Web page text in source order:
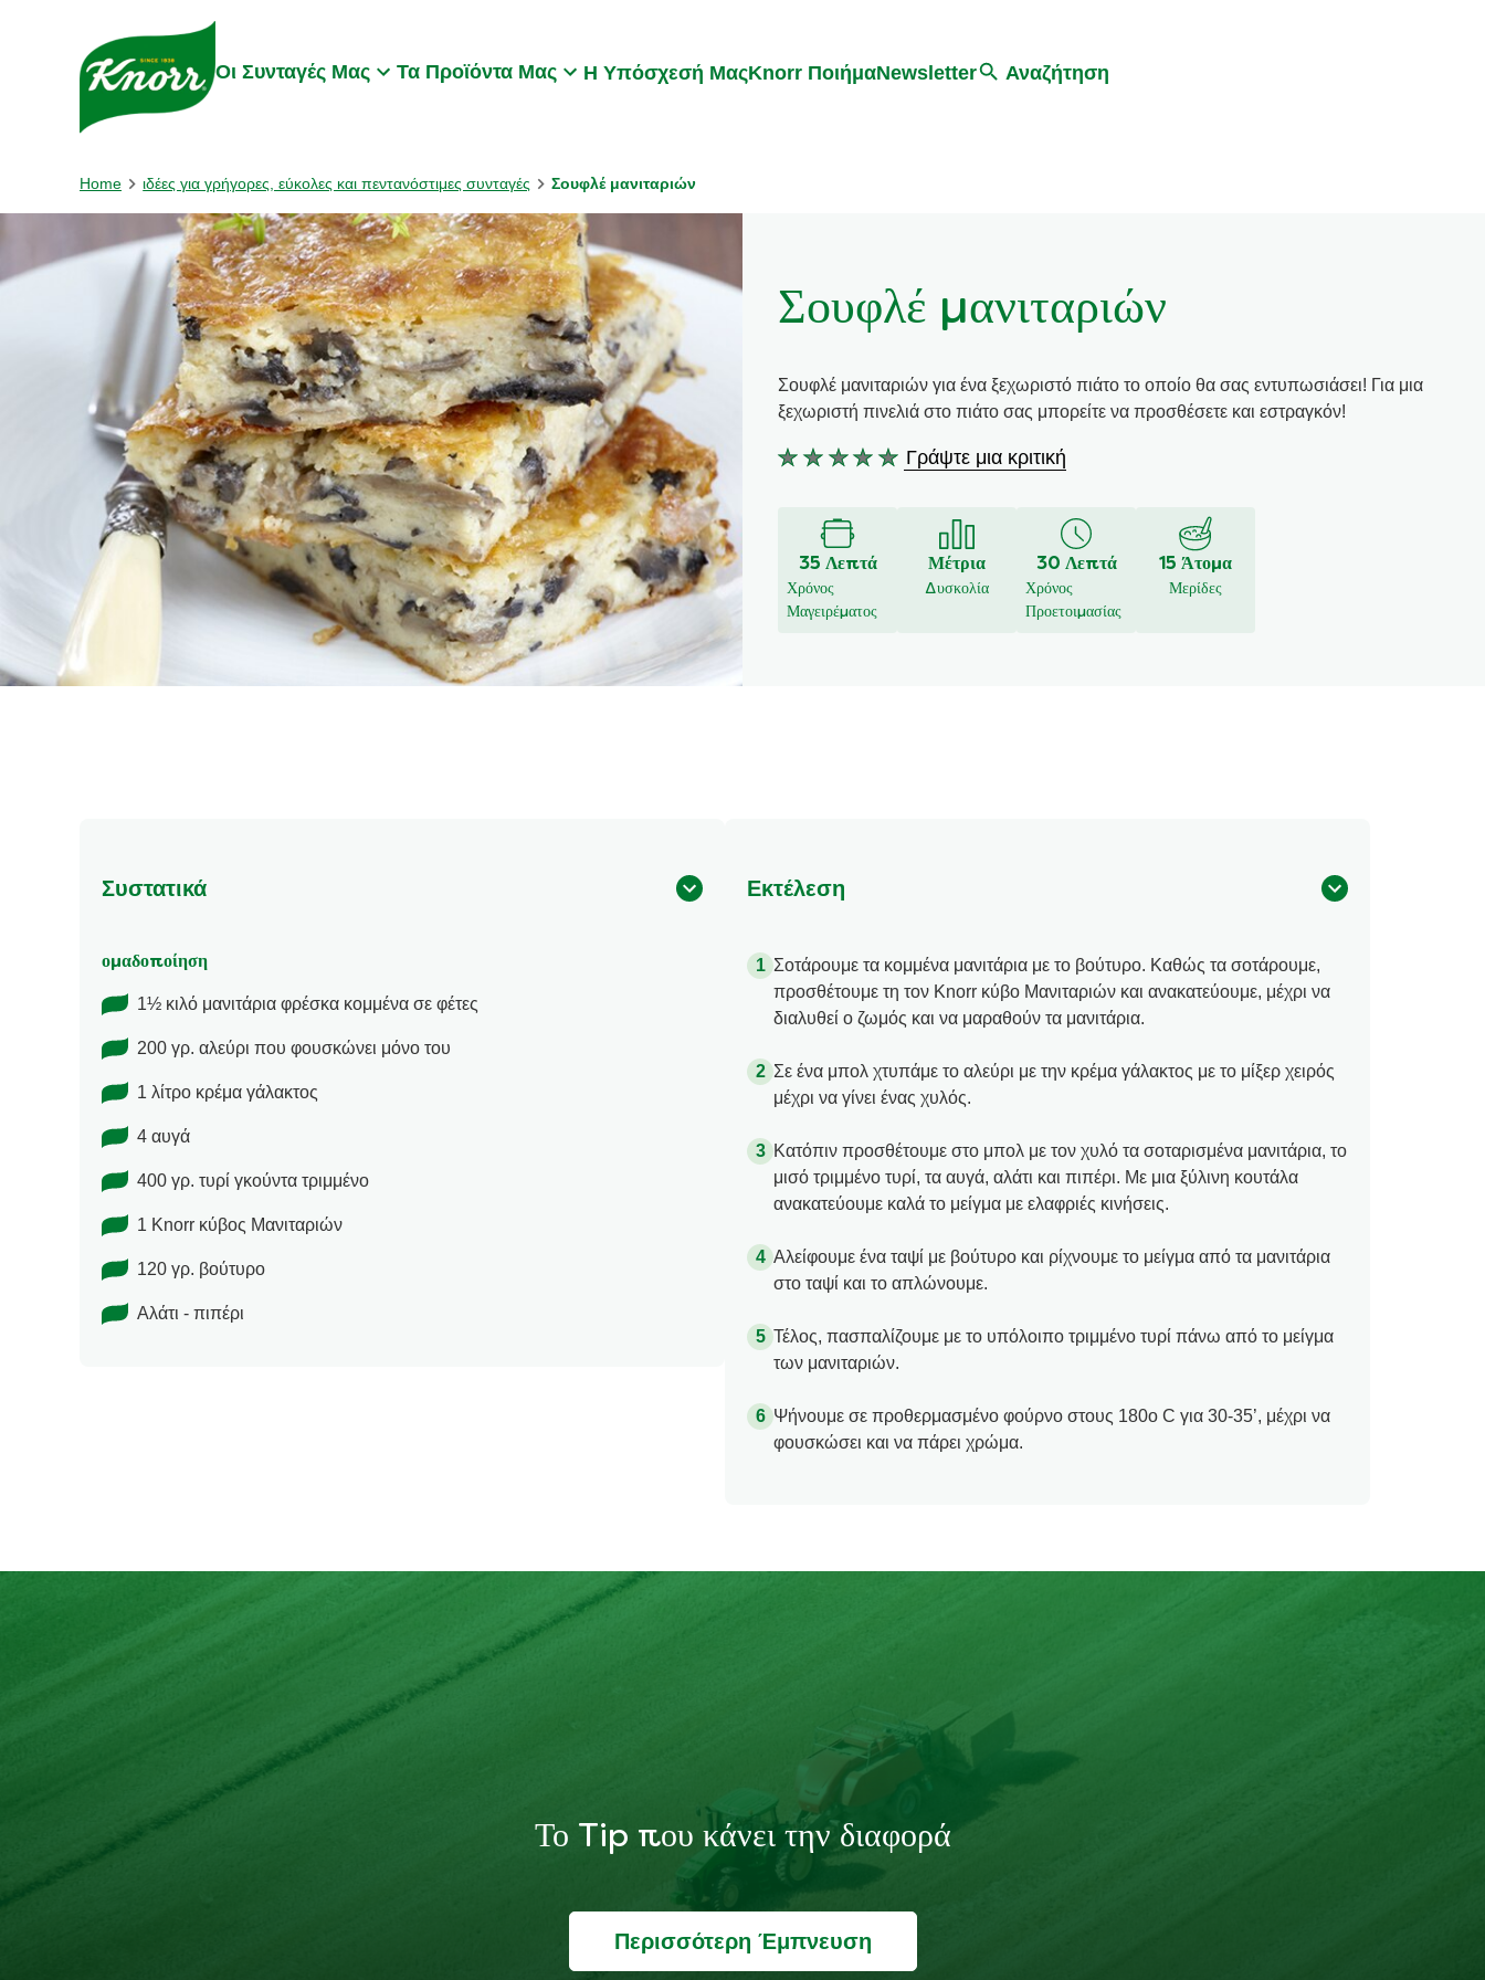
Skip to:
Οι Συνταγές Μας Τα Προϊόντα Μας Η Υπόσχεσή ΜαςKnorr ΠοιήμαNewsletter Αναζήτηση
Home ιδέες για γρήγορες, εύκολες και πεντανόστιμες συνταγές Σουφλέ μανιταριών
Σουφλέ μανιταριών
Σουφλέ μανιταριών για ένα ξεχωριστό πιάτο το οποίο θα σας εντυπωσιάσει! Για μια
ξεχωριστή πινελιά στο πιάτο σας μπορείτε να προσθέσετε και εστραγκόν!
Δεν
αξιολογήσεις
για
αυτό
το
Γράψτε μια κριτική
35 Λεπτά
Χρόνος
Μαγειρέματος
Μέτρια
Δυσκολία
30 Λεπτά
Χρόνος
Προετοιμασίας
15 Άτομα
Μερίδες
Συστατικά
ομαδοποίηση
1½ κιλό μανιτάρια φρέσκα κομμένα σε φέτες
200 γρ. αλεύρι που φουσκώνει μόνο του
1 λίτρο κρέμα γάλακτος
4 αυγά
400 γρ. τυρί γκούντα τριμμένο
1 Knorr κύβος Μανιταριών
120 γρ. βούτυρο
Αλάτι - πιπέρι
Εκτέλεση
Σοτάρουμε τα κομμένα μανιτάρια με το βούτυρο. Καθώς τα σοτάρουμε,
προσθέτουμε τη τον Knorr κύβο Μανιταριών και ανακατεύουμε, μέχρι να
διαλυθεί ο ζωμός και να μαραθούν τα μανιτάρια.
Σε ένα μπολ χτυπάμε το αλεύρι με την κρέμα γάλακτος με το μίξερ χειρός
μέχρι να γίνει ένας χυλός.
Κατόπιν προσθέτουμε στο μπολ με τον χυλό τα σοταρισμένα μανιτάρια, το
μισό τριμμένο τυρί, τα αυγά, αλάτι και πιπέρι. Με μια ξύλινη κουτάλα
ανακατεύουμε καλά το μείγμα με ελαφριές κινήσεις.
Αλείφουμε ένα ταψί με βούτυρο και ρίχνουμε το μείγμα από τα μανιτάρια
στο ταψί και το απλώνουμε.
Τέλος, πασπαλίζουμε με το υπόλοιπο τριμμένο τυρί πάνω από το μείγμα
των μανιταριών.
Ψήνουμε σε προθερμασμένο φούρνο στους 180ο C για 30-35’, μέχρι να
φουσκώσει και να πάρει χρώμα.
Το Tip που κάνει την διαφορά
Περισσότερη Έμπνευση